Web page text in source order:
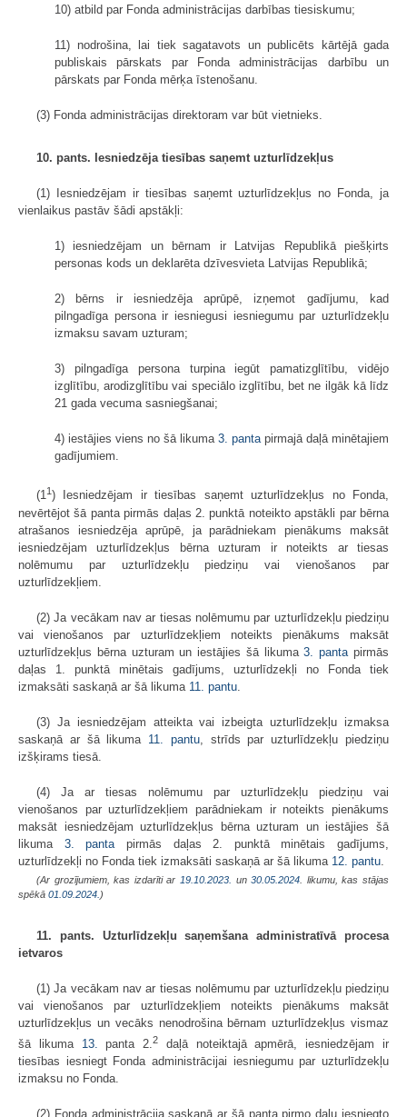
10) atbild par Fonda administrācijas darbības tiesiskumu;
11) nodrošina, lai tiek sagatavots un publicēts kārtējā gada
publiskais pārskats par Fonda administrācijas darbību un
pārskats par Fonda mērķa īstenošanu.
(3) Fonda administrācijas direktoram var būt vietnieks.
10. pants. Iesniedzēja tiesības saņemt uzturlīdzekļus
(1) Iesniedzējam ir tiesības saņemt uzturlīdzekļus no Fonda, ja
vienlaikus pastāv šādi apstākļi:
1) iesniedzējam un bērnam ir Latvijas Republikā piešķirts
personas kods un deklarēta dzīvesvieta Latvijas Republikā;
2) bērns ir iesniedzēja aprūpē, izņemot gadījumu, kad
pilngadīga persona ir iesniegusi iesniegumu par uzturlīdzekļu
izmaksu savam uzturam;
3) pilngadīga persona turpina iegūt pamatizglītību, vidējo
izglītību, arodizglītību vai speciālo izglītību, bet ne ilgāk kā līdz
21 gada vecuma sasniegšanai;
4) iestājies viens no šā likuma 3. pantapirmajā daļā minētajiem
gadījumiem.
(11) Iesniedzējam ir tiesības saņemt uzturlīdzekļus no Fonda,
nevērtējot šā panta pirmās daļas 2. punktā noteikto apstākli par bērna
atrašanos iesniedzēja aprūpē, ja parādniekam pienākums maksāt
iesniedzējam uzturlīdzekļus bērna uzturam ir noteikts ar tiesas
nolēmumu par uzturlīdzekļu piedziņu vai vienošanos par
uzturlīdzekļiem.
(2) Ja vecākam nav ar tiesas nolēmumu par uzturlīdzekļu piedziņu
vai vienošanos par uzturlīdzekļiem noteikts pienākums maksāt
uzturlīdzekļus bērna uzturam un iestājies šā likuma3. panta pirmās
daļas 1. punktā minētais gadījums, uzturlīdzekļi no Fonda tiek
izmaksāti saskaņā ar šā likuma 11. pantu
(3) Ja iesniedzējam atteikta vai izbeigta uzturlīdzekļu izmaksa
saskaņā ar šā likuma 11. pantu, strīds par uzturlīdzekļu piedziņu
izšķirams tiesā.
(4) Ja ar tiesas nolēmumu par uzturlīdzekļu piedziņu vai
vienošanos par uzturlīdzekļiem parādniekam ir noteikts pienākums
maksāt iesniedzējam uzturlīdzekļus bērna uzturam un iestājies šā
likuma 3. panta pirmās daļas 2. punktā minētais gadījums,
uzturlīdzekļi no Fonda tiek izmaksāti saskaņā ar šā likuma 12. pantu
(Ar grozījumiem, kas izdarīti ar 19.10.2023. un30.05.2024 . likumu, kas stājas
spēkā 01.09.2024. )
11. pants. Uzturlīdzekļu saņemšana administratīvā procesa
ietvaros
(1) Ja vecākam nav ar tiesas nolēmumu par uzturlīdzekļu piedziņu
vai vienošanos par uzturlīdzekļiem noteikts pienākums maksāt
uzturlīdzekļus un vecāks nenodrošina bērnam uzturlīdzekļus vismaz
šā likuma 13. panta 2.2
daļā noteiktajā apmērā, iesniedzējam ir
tiesības iesniegt Fonda administrācijai iesniegumu par uzturlīdzekļu
izmaksu no Fonda.
(2) Fonda administrācija saskaņā ar šā panta pirmo daļu iesniegto